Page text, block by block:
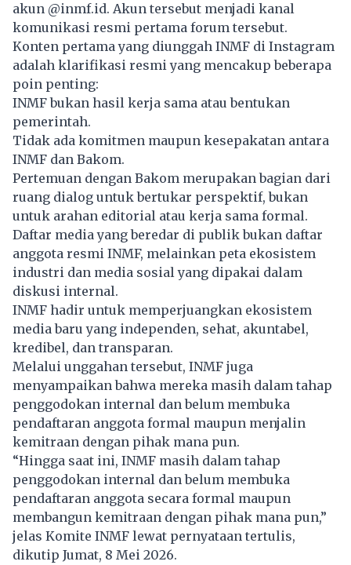
akun @inmf.id. Akun tersebut menjadi kanal
komunikasi resmi pertama forum tersebut.
Konten pertama yang diunggah INMF di Instagram
adalah klarifikasi resmi yang mencakup beberapa
poin penting:
INMF bukan hasil kerja sama atau bentukan
pemerintah.
Tidak ada komitmen maupun kesepakatan antara
INMF dan Bakom.
Pertemuan dengan Bakom merupakan bagian dari
ruang dialog untuk bertukar perspektif, bukan
untuk arahan editorial atau kerja sama formal.
Daftar media yang beredar di publik bukan daftar
anggota resmi INMF, melainkan peta ekosistem
industri dan media sosial yang dipakai dalam
diskusi internal.
INMF hadir untuk memperjuangkan ekosistem
media baru yang independen, sehat, akuntabel,
kredibel, dan transparan.
Melalui unggahan tersebut, INMF juga
menyampaikan bahwa mereka masih dalam tahap
penggodokan internal dan belum membuka
pendaftaran anggota formal maupun menjalin
kemitraan dengan pihak mana pun.
“Hingga saat ini, INMF masih dalam tahap
penggodokan internal dan belum membuka
pendaftaran anggota secara formal maupun
membangun kemitraan dengan pihak mana pun,”
jelas Komite INMF lewat pernyataan tertulis,
dikutip Jumat, 8 Mei 2026.